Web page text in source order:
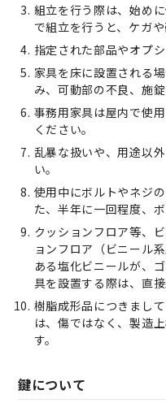
組立を行う際は、始め
で組立を行うと、ケガ
指定された部品やオプ
家具を床に設置される
み、可動部の不良、施
事務用家具は屋内で使
ください。
乱暴な扱いや、用途以
い。
使用中にボルトやネジ
た、半年に一回程度、
クッションフロア等、
ョンフロア（ビニール
ある塩化ビニールが、
具を設置する際は、直
樹脂成形品につきまし
は、傷ではなく、製造
す。
鍵について